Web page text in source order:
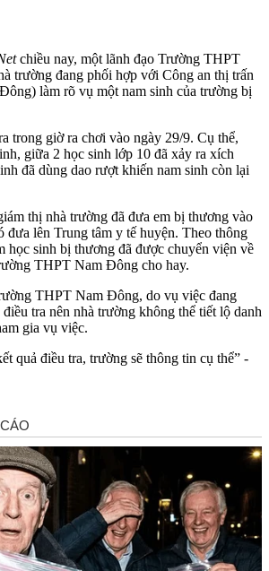
chiều nay, một lãnh đạo Trường THPT
trường đang phối hợp với Công an thị trấn
làm rõ vụ một nam sinh của trường bị
trong giờ ra chơi vào ngày 29/9. Cụ thể,
giữa 2 học sinh lớp 10 đã xảy ra xích
đã dùng dao rượt khiến nam sinh còn lại
thị nhà trường đã đưa em bị thương vào
đưa lên Trung tâm y tế huyện. Theo thông
học sinh bị thương đã được chuyển viện về
THPT Nam Đông cho hay.
THPT Nam Đông, do vụ việc đang
tra nên nhà trường không thể tiết lộ danh
gia vụ việc.
quả điều tra, trường sẽ thông tin cụ thể” -